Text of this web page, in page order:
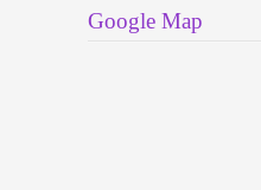
Google Map